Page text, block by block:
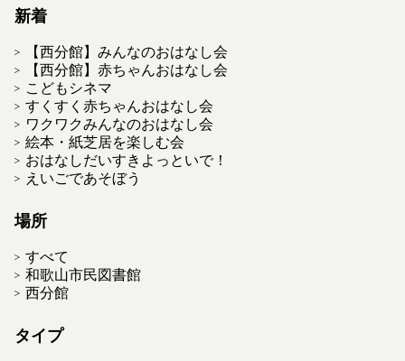
新着
【西分館】みんなのおはなし会
【西分館】赤ちゃんおはなし会
こどもシネマ
すくすく赤ちゃんおはなし会
ワクワクみんなのおはなし会
絵本・紙芝居を楽しむ会
おはなしだいすきよっといで！
えいごであそぼう
場所
すべて
和歌山市民図書館
西分館
タイプ